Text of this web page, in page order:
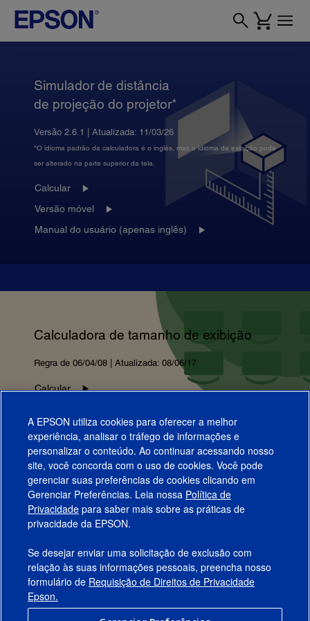
Simulador de distância
de projeção do projetor*
Versão 2.6.1 | Atualizada: 11/03/26
*O idioma padrão da calculadora é o inglês, mas o idioma de exibição pode
ser alterado na parte superior da tela.
Calcular
Versão móvel
Manual do usuário (apenas inglês)
Calculadora de tamanho de exibição
Regra de 06/04/08 | Atualizada: 08/06/17
Calcular
Produtos
Suporte
Links Sugeridos
Empresa
A EPSON utiliza cookies para oferecer a melhor
experiência, analisar o tráfego de informações e
personalizar o conteúdo. Ao continuar acessando nosso
site, você concorda com o uso de cookies. Você pode
gerenciar suas preferências de cookies clicando em
Gerenciar Preferências. Leia nossa Política de
Privacidade para saber mais sobre as práticas de
privacidade da EPSON.
Se desejar enviar uma solicitação de exclusão com
relação às suas informações pessoais, preencha nosso
formulário de Requisição de Direitos de Privacidade
Epson.